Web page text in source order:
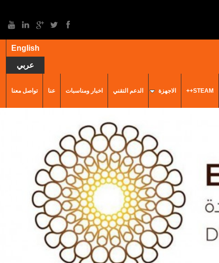
English
عربي
STEAM++ الاجهزة الدعم التقني اخبار ومناسبات عنا تواصل معنا